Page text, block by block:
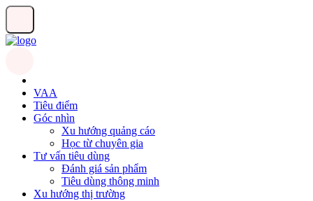
VAA
Tiêu điểm
Góc nhìn
Xu hướng quảng cáo
Học từ chuyên gia
Tư vấn tiêu dùng
Đánh giá sản phẩm
Tiêu dùng thông minh
Xu hướng thị trường